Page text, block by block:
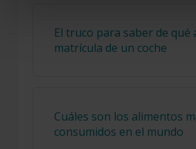
El truco para saber de qué
matrícula de un coche
Cuáles son los alimentos
consumidos en el mundo